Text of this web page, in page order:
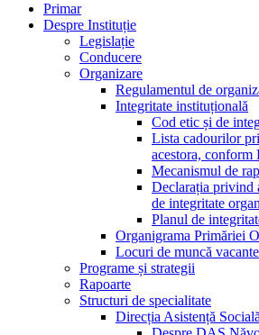
Primar
Despre Instituție
Legislație
Conducere
Organizare
Regulamentul de
Integritate instituțională
Cod etic și de
Lista cadourilor
acestora,
Mecanismul de
Declarația privind
de integritate
Planul de
Organigrama Primăriei
Locuri de muncă vacante
Programe și strategii
Rapoarte
Structuri de specialitate
Direcția Asistență Socială